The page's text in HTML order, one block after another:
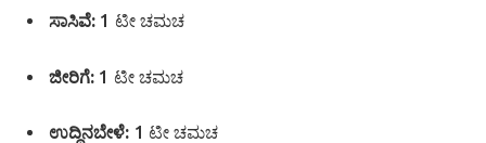
ಸಾಸಿವೆ: 1 ಟೀ ಚಮಚ
ಜೀರಿಗೆ: 1 ಟೀ ಚಮಚ
ಉದ್ದಿನಬೇಳೆ: 1 ಟೀ ಚಮಚ